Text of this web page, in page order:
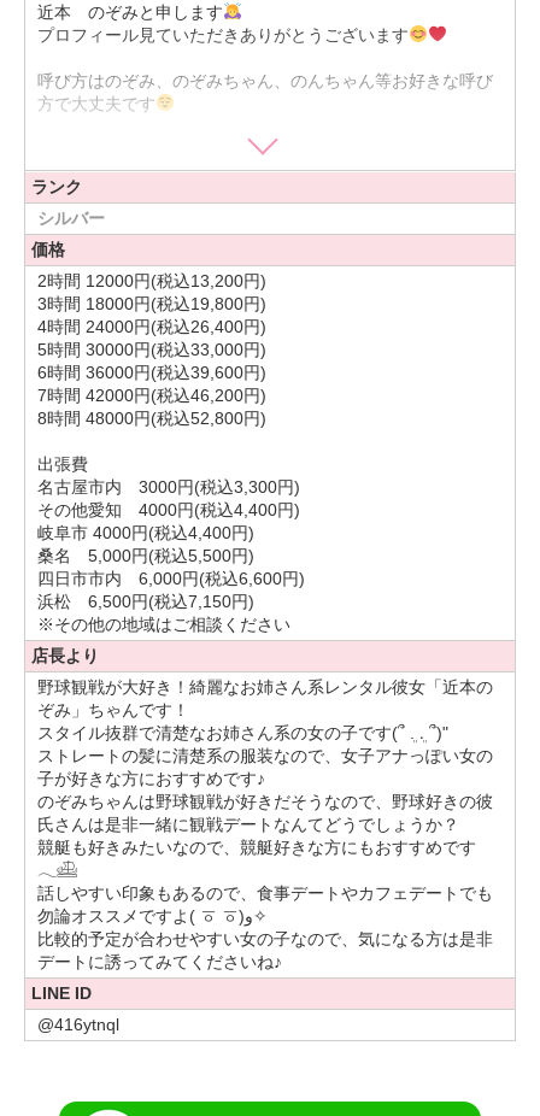
近本 のぞみと申します
プロフィール見ていただきありがとうございます
呼び方はのぞみ、のぞみちゃん、のんちゃん等お好きな呼び
方で大丈夫です
性格は笑いのツボが浅くて、とにかくちょっとした事でよく
笑います！！笑
周りからもいつもニコニコしてるねとよく言われるので、一
緒に居て退屈する事はないと思います
かなり大らかで怒ることもまず無いので、ニコニコ沢山の楽
しいデートが出来たら嬉しいです
後、出身が岡山なので、たまに出ちゃいます！笑
野球観戦が1番の趣味で、春から夏にかけては野球観戦によく
行ってます！
なので、スポーツ好きな方と一緒に野球観戦もしてみたい
な〜とおもってます
ボートの走っているのを見てるのが楽しくて好きです…
なんかあまり女の子らしくない趣味ですね笑
食べる事も大好きです
美味しい物を食べに外食ももちろん大好きですが、一人暮ら
しなので自炊も好きでします
ちなみに1番好きな食べ物はじゃがいも
よく変わってるって言われますが、お家にあるじゃがいもの
ストックがなくなりそうになると不安になります…
甘い物も辛い物も大好きなので、ご一緒出来る方いてくれた
らなと思ってます
服装は基本的にはスカート、ワンピースばかりです！
周りが言うには女子アナさんみたい！な服装が好きです
笑
私は深夜にお仕事をしていますので、平日、土日問わず日
中〜夜まで幅広くお時間取りやすいと思います
長々と書きましたが最後まで読んでいただきありがとうござ
いました
もしほんの少しでも興味持ってもらえましたら嬉しいです
いつでもお誘いお待ちしています
ランク
シルバー
価格
2時間 12000円(税込13,200円)
3時間 18000円(税込19,800円)
4時間 24000円(税込26,400円)
5時間 30000円(税込33,000円)
6時間 36000円(税込39,600円)
7時間 42000円(税込46,200円)
8時間 48000円(税込52,800円)
出張費
名古屋市内 3000円(税込3,300円)
その他愛知 4000円(税込4,400円)
岐阜市 4000円(税込4,400円)
桑名 5,000円(税込5,500円)
四日市市内 6,000円(税込6,600円)
浜松 6,500円(税込7,150円)
※その他の地域はご相談ください
店長より
野球観戦が大好き！綺麗なお姉さん系レンタル彼女「近本の
ぞみ」ちゃんです！
スタイル抜群で清楚なお姉さん系の女の子です(՞ ܸ. .ܸ ՞)"
ストレートの髪に清楚系の服装なので、女子アナっぽい女の
子が好きな方におすすめです♪
のぞみちゃんは野球観戦が好きだそうなので、野球好きの彼
氏さんは是非一緒に観戦デートなんてどうでしょうか？
競艇も好きみたいなので、競艇好きな方にもおすすめです
𓂃𓊝
話しやすい印象もあるので、食事デートやカフェデートでも
勿論オススメですよ‎( ㆆ ㆆ)و✧
比較的予定が合わせやすい女の子なので、気になる方は是非
デートに誘ってみてくださいね♪
LINE ID
@416ytnql